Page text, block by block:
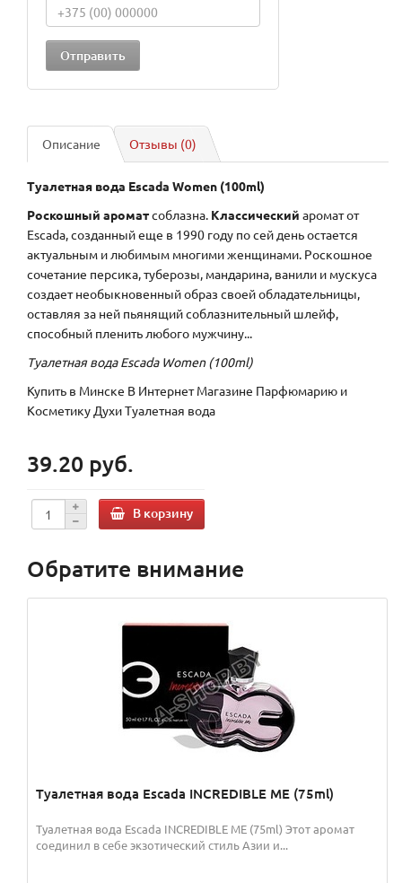
Описание Отзывы (0)
Туалетная вода Escada Women (100ml)
Роскошный ароматсоблазна. Классический аромат от
Escada, созданный еще в 1990 году по сей день остается
актуальным и любимым многими женщинами. Роскошное
сочетание персика, туберозы, мандарина, ванили и мускуса
создает необыкновенный образ своей обладательницы,
оставляя за ней пьянящий соблазнительный шлейф,
способный пленить любого мужчину...
Туалетная вода Escada Women (100ml)
Купить в Минске В Интернет Магазине Парфюмарию и
Косметику Духи Туалетная вода
39.20 руб.
В корзину
Обратите внимание
Туалетная вода Escada INCREDIBLE ME (75ml)
Туалетная вода Escada INCREDIBLE ME (75ml) Этот аромат
соединил в себе экзотический стиль Азии и...